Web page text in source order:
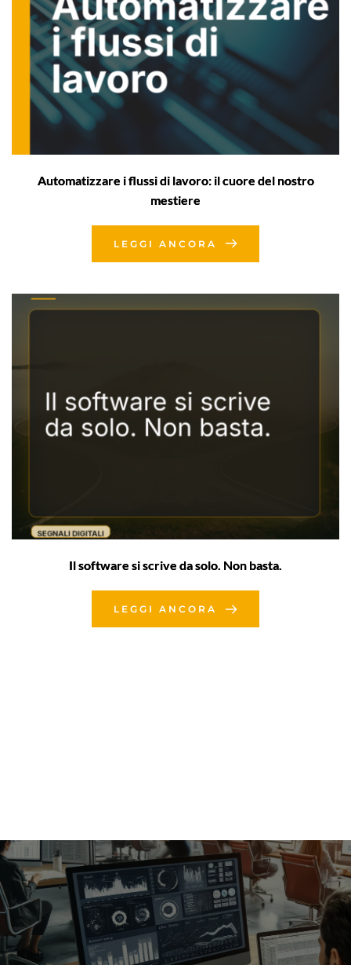
Automatizzare i flussi di lavoro: il cuore del nostro
mestiere
LEGGI ANCORA
Il software si scrive da solo. Non basta.
LEGGI ANCORA